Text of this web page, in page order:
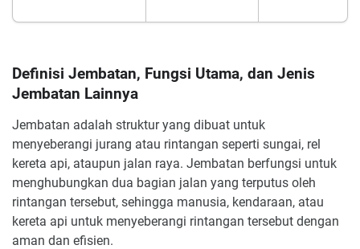
Definisi Jembatan, Fungsi Utama, dan Jenis
Jembatan Lainnya
Jembatan adalah struktur yang dibuat untuk
menyeberangi jurang atau rintangan seperti sungai, rel
kereta api, ataupun jalan raya. Jembatan berfungsi untuk
menghubungkan dua bagian jalan yang terputus oleh
rintangan tersebut, sehingga manusia, kendaraan, atau
kereta api untuk menyeberangi rintangan tersebut dengan
aman dan efisien.